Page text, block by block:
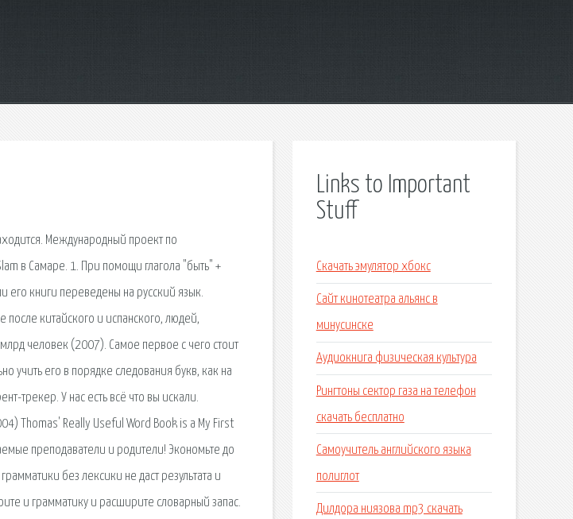
Международный проект по
в Самаре. 1. При помощи глагола "быть" +
книги переведены на русский язык.
китайского и испанского, людей,
человек (2007). Самое первое с чего стоит
учить его в порядке следования букв, как на
трекер. У нас есть всё что вы искали.
Thomas' Really Useful Word Book is a My First
преподаватели и родители! Экономьте до
без лексики не даст результата и
и грамматику и расширите словарный запас.
Links to Important
Stuff
Скачать эмулятор хбокс
Сайт кинотеатра альянс в
минусинске
Аудиокнига физическая культура
Рингтоны сектор газа на телефон
скачать бесплатно
Самоучитель английского языка
полиглот
Дилдора ниязова mp3 скачать